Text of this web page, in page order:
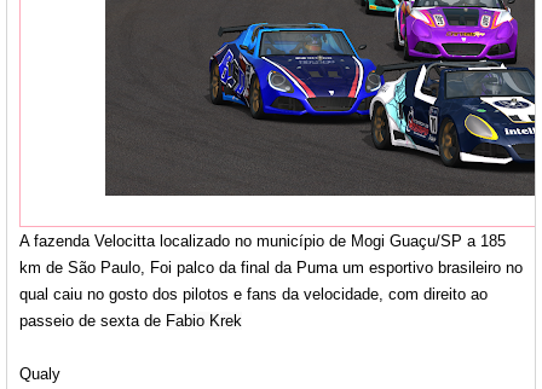
A fazenda Velocitta localizado no município de Mogi Guaçu/SP a 185
km de São Paulo, Foi palco da final da Puma um esportivo brasileiro no
qual caiu no gosto dos pilotos e fans da velocidade, com direito ao
passeio de sexta de Fabio Krek
Qualy